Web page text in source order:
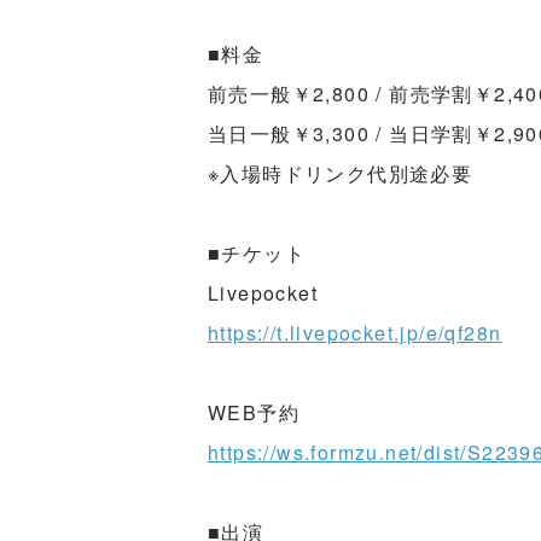
■料金
前売一般￥2,800 / 前売学割￥
当日一般￥3,300 / 当日学割￥
※入場時ドリンク代別途必要
■チケット
Livepocket
https://t.livepocket.jp/e/qf28n
WEB予約
https://ws.formzu.net/dist/
■出演